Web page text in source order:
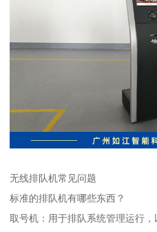
无线排队机常见问题
标准的排队机有哪些东西？
取号机：用于排队系统管理运行